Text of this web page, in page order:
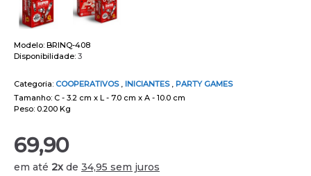
Modelo: BRINQ-408
Disponibilidade: 3
Categoria: COOPERATIVOS INICIANTES PARTY GAMES
Tamanho: C - 3.2 cm x L - 7.0 cm x A - 10.0 cm
Peso: 0.200 Kg
69,90
em até 2x de 34,95 sem juros